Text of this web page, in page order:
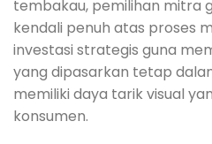
tembakau, pemilihan mitra
kendali penuh atas proses
investasi strategis guna
yang dipasarkan tetap
memiliki daya tarik visual
konsumen.